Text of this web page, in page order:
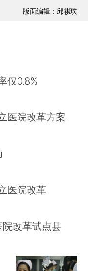
版面编辑：邱祺璞
仅0.8%
医院改革方案
医院改革
改革试点县